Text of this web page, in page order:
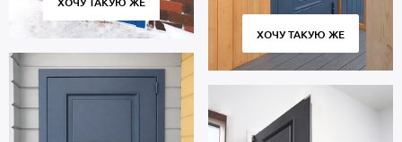
петли обеспечивают плотное прилегание створки к коробке без
скрипов и деформаций.
Стоимость указана за стандартный размер 2000х800 мм.
Гарантия 5 лет.
Позвоните в отдел продаж или оставьте заявку на сайте, чтобы
заказать дверь по габаритам вашего проема. Бесплатный замер.
Изготовление от 2 дн. Аккуратная доставка по Москве и МО,
ХОЧУ ТАКУЮ ЖЕ